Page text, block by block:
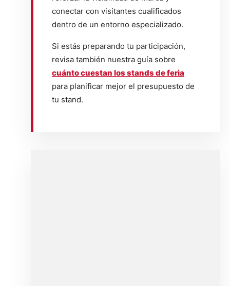
conectar con visitantes cualificados
dentro de un entorno especializado.
Si estás preparando tu participación,
revisa también nuestra guía sobre
cuánto cuestan los stands de feria
para planificar mejor el presupuesto de
tu stand.